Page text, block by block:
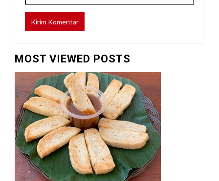
MOST VIEWED POSTS